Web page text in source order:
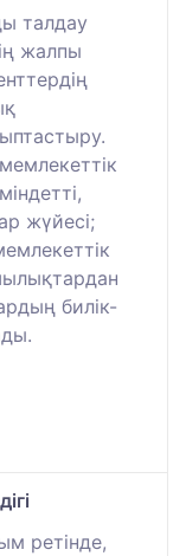
талдау
жалпы
жүйесі;
билік-
ретінде,